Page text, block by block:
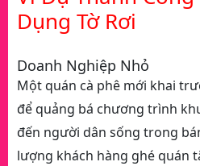
Dụng Tờ Rơi
Doanh Nghiệp Nhỏ
Một quán cà phê mới khai
để quảng bá chương trình
đến người dân sống trong
lượng khách hàng ghé quán